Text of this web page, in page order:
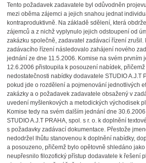
Tento požadavek zadavatele byl odůvodněn
mezi oběma zájemci a jejich snahou jednat
kontraproduktivně. Na základě sdělení, která
zájemců a z nichž vyplynulo jejich odstoupení od
zakázku společně, zadavatel zadávací řízení zrušil.
zadávacího řízení následovalo zahájení nového
jednání ze dne 11.5.2006. Komise na svém prvním
12.6.2006 přistoupila k posouzení nabídek,
nedostatečnosti nabídky dodavatele STUDIO A.J.T
pokud jde o rozdělení a pojmenování jednotlivých
zakázky a o požadavek zadavatele obsažený v
uvedení myšlenkových a metodických východisek
Komise tedy na svém dalším jednání dne
STUDIO A.J.T PRAHA, spol. s r. o. k doplnění
s požadavky zadávací dokumentace. Přestože
nedodržel lhůtu stanovenou k doplnění nabídky,
a posouzeno, přičemž bylo opětovně shledáno
neupřesnilo filozofický přístup dodavatele k řešení